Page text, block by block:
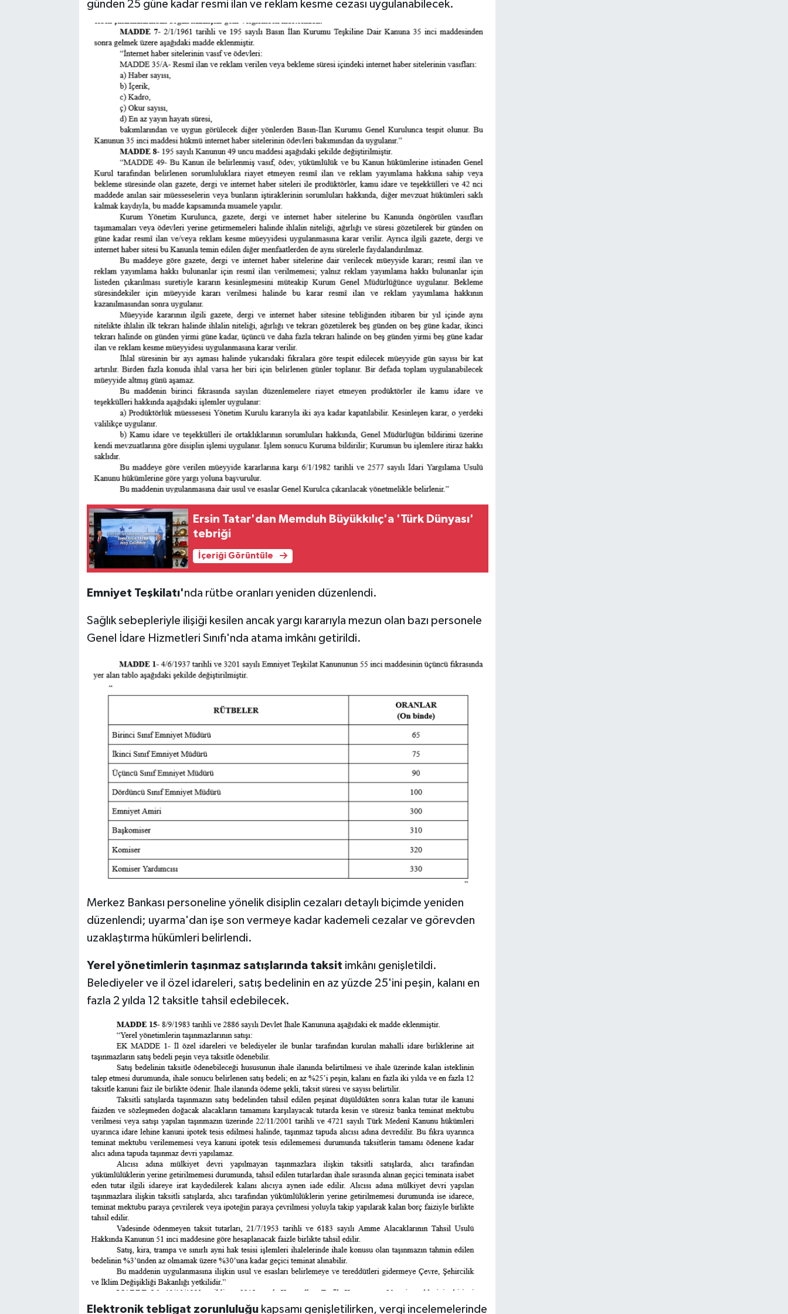
günden 25 güne kadar resmi ilan ve reklam kesme cezası uygulanabilecek.
Ersin Tatar'dan Memduh Büyükkılıç'a 'Türk Dünyası'
tebriği
İçeriği Görüntüle
Emniyet Teşkilatı'nda rütbe oranları yeniden düzenlendi.
Sağlık sebepleriyle ilişiği kesilen ancak yargı kararıyla mezun olan bazı personele
Genel İdare Hizmetleri Sınıfı'nda atama imkânı getirildi.
Merkez Bankası personeline yönelik disiplin cezaları detaylı biçimde yeniden
düzenlendi; uyarma'dan işe son vermeye kadar kademeli cezalar ve görevden
uzaklaştırma hükümleri belirlendi.
Yerel yönetimlerin taşınmaz satışlarında taksit imkânı genişletildi.
Belediyeler ve il özel idareleri, satış bedelinin en az yüzde 25'ini peşin, kalanı en
fazla 2 yılda 12 taksitle tahsil edebilecek.
Elektronik tebligat zorunluluğu kapsamı genişletilirken, vergi incelemelerinde